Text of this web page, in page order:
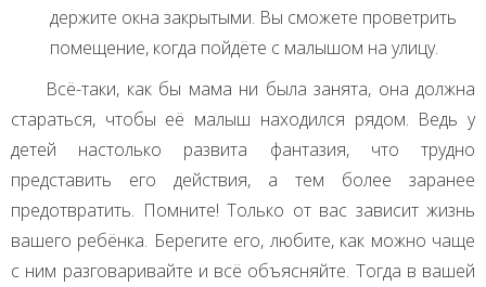
держите окна закрытыми. Вы сможете проветрить
помещение, когда пойдёте с малышом на улицу.
Всё-таки, как бы мама ни была занята, она должна
стараться, чтобы её малыш находился рядом. Ведь у
детей настолько развита фантазия, что трудно
представить его действия, а тем более заранее
предотвратить. Помните! Только от вас зависит жизнь
вашего ребёнка. Берегите его, любите, как можно чаще
с ним разговаривайте и всё объясняйте. Тогда в вашей